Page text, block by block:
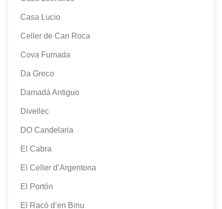
Casa Lucio
Celler de Can Roca
Cova Fumada
Da Greco
Damadá Antiguo
Divellec
DO Candelaria
El Cabra
El Celler d’Argentona
El Portón
El Racó d’en Binu